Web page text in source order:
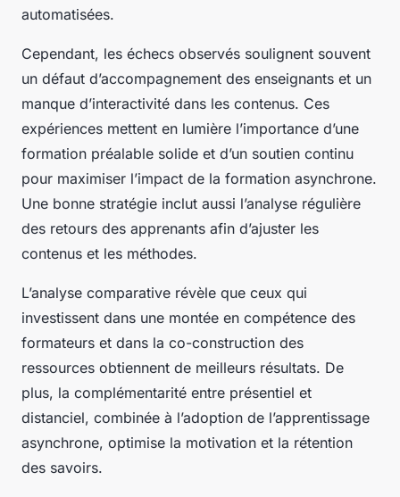
automatisées.
Cependant, les échecs observés soulignent souvent
un défaut d’accompagnement des enseignants et un
manque d’interactivité dans les contenus. Ces
expériences mettent en lumière l’importance d’une
formation préalable solide et d’un soutien continu
pour maximiser l’impact de la formation asynchrone.
Une bonne stratégie inclut aussi l’analyse régulière
des retours des apprenants afin d’ajuster les
contenus et les méthodes.
L’analyse comparative révèle que ceux qui
investissent dans une montée en compétence des
formateurs et dans la co-construction des
ressources obtiennent de meilleurs résultats. De
plus, la complémentarité entre présentiel et
distanciel, combinée à l’adoption de l’apprentissage
asynchrone, optimise la motivation et la rétention
des savoirs.